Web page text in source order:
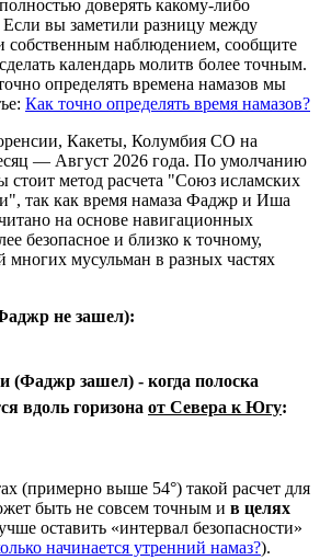
доверять какому-либо
вы заметили разницу между
собственным наблюдением, сообщите
календарь молитв более точным.
определять времена намазов мы
Как точно определять время намазов?
Какеты, Колумбия CO на
— Август 2026 года. По умолчанию
стоит метод расчета "Союз исламских
так как время намаза Фаджр и Иша
на основе навигационных
безопасное и близко к точному,
многих мусульман в разных частях
не зашел):
(Фаджр зашел) - когда полоска
вдоль горизона от Севера к Югу:
(примерно выше 54°) такой расчет для
быть не совсем точным и в целях
оставить «интервал безопасности»
начинается утренний намаз?).